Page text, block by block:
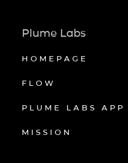
Plume Labs
HOMEPAGE
FLOW
PLUME LABS APP
MISSION